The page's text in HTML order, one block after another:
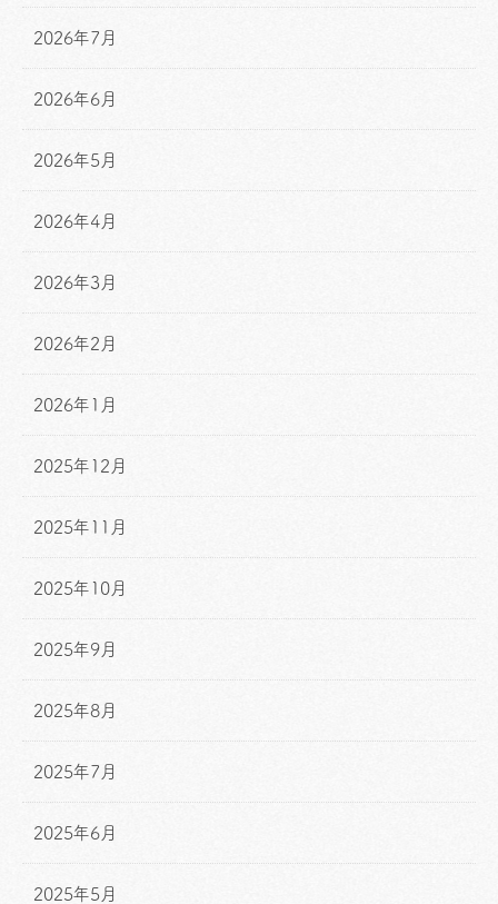
2026年7月
2026年6月
2026年5月
2026年4月
2026年3月
2026年2月
2026年1月
2025年12月
2025年11月
2025年10月
2025年9月
2025年8月
2025年7月
2025年6月
2025年5月